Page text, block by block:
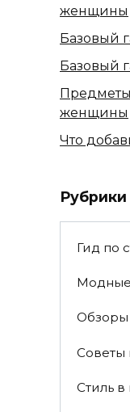
женщины
Базовый
Базовый
Предметы
женщины
Что
Рубрики
Гид по
Обзоры
Советы
Стиль